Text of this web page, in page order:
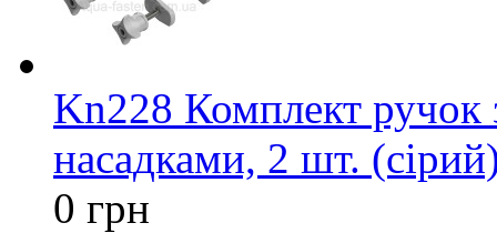
Kn228 Комплект ручок
насадками, 2 шт.
0 грн